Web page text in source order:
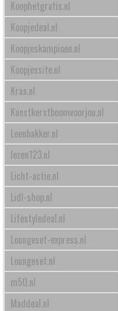
Koophetgratis.nl
Koopjedeal.nl
Koopjeskampioen.nl
Koopjessite.nl
Kras.nl
Kunstkerstboomvoorjou.nl
Leenbakker.nl
lezen123.nl
Licht-actie.nl
Lidl-shop.nl
Lifestyledeal.nl
Loungeset-express.nl
Loungeset.nl
m50.nl
Maddeal.nl